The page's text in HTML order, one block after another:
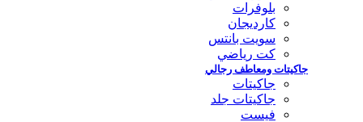
بلوفرات
كارديجان
سويت بانتس
كت رياضي
جاكيتات ومعاطف رجالي
جاكيتات
جاكيتات جلد
فيست